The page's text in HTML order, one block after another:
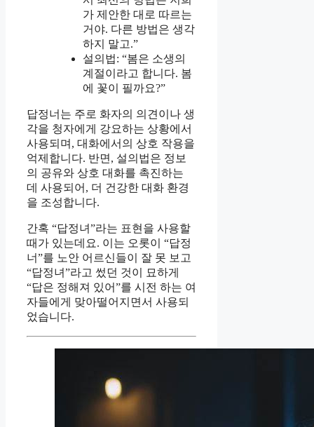
가 제안한 대로 따르는
거야. 다른 방법은 생각
하지 말고.”
설의법: “봄은 소생의
계절이라고 합니다. 봄
에 꽃이 필까요?”
답정너는 주로 화자의 의견이나 생
각을 청자에게 강요하는 상황에서
사용되며, 대화에서의 상호 작용을
억제합니다. 반면, 설의법은 정보
의 공유와 상호 대화를 촉진하는
데 사용되어, 더 건강한 대화 환경
을 조성합니다.
간혹 “답정녀”라는 표현을 사용할
때가 있는데요. 이는 오롯이 “답정
너”를 노안 어르신들이 잘 못 보고
“답정녀”라고 썼던 것이 묘하게
“답은 정해져 있어”를 시전 하는 여
자들에게 맞아떨어지면서 사용되
었습니다.